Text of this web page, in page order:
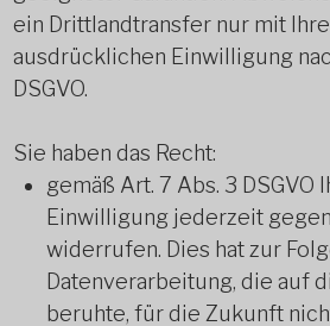
ein Drittlandtransfer nur mit
ausdrücklichen Einwilligung
DSGVO.
Sie haben das Recht:
gemäß Art. 7 Abs. 3
Einwilligung jederzeit
widerrufen. Dies hat zur
Datenverarbeitung, die auf
beruhte, für die Zukunft